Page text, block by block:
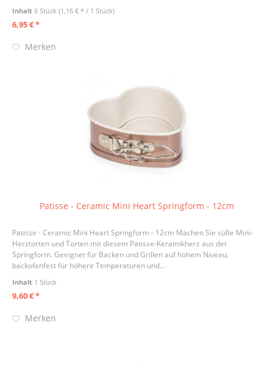
Inhalt6 Stück(1,16 € * / 1 Stück)
6,95 € *
Merken
Patisse - Ceramic Mini Heart Springform - 12cm
Patisse - Ceramic Mini Heart Springform - 12cm Machen Sie süße Mini-
Herztorten und Torten mit diesem Patisse-Keramikherz aus der
Springform. Geeignet für Backen und Grillen auf hohem Niveau,
backofenfest für höhere Temperaturen und...
Inhalt 1 Stück
9,60 € *
Merken